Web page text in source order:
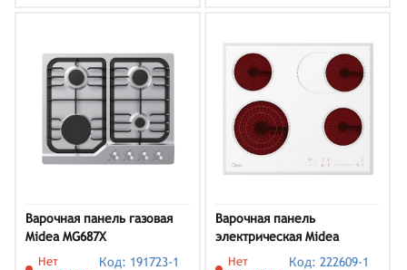
Варочная панель газовая
Midea MG687X
Нет
Код: 191723-1
Варочная панель
электрическая Midea
MCH64767FW
Нет
Код: 222609-1